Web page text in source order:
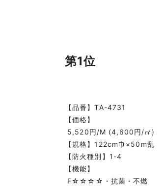
第1位
【品番】TA-4731
【価格】
5,520円/M (4,600円/㎡)
【規格】122cm巾×50m乱
【防火種別】1-4
【機能】
F☆☆☆☆・抗菌・不燃